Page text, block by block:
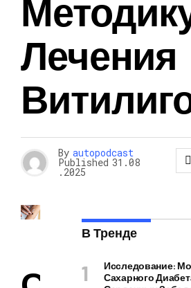
Лечения
By autopodcast
Published 31.08
.2025
В Тренде
Исследование:
Сахарного